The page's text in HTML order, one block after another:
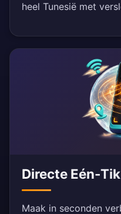
heel Tunesië met
Directe Eén-
Maak in seconden